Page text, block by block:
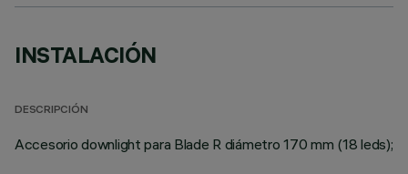
INSTALACIÓN
DESCRIPCIÓN
Accesorio downlight para Blade R diámetro 170 mm (18 leds);